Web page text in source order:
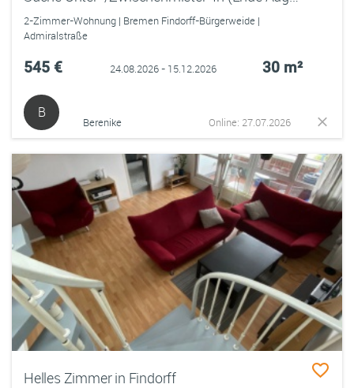
2-Zimmer-Wohnung | Bremen Findorff-Bürgerweide |
Admiralstraße
545 € 24.08.2026 - 15.12.2026 30 m²
B
Berenike Online: 27.07.2026
Helles Zimmer in Findorff